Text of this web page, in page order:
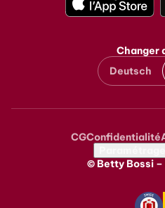
Changer
Deutsch
Metanavigation
CGConfidentialité
© Betty Bossi –